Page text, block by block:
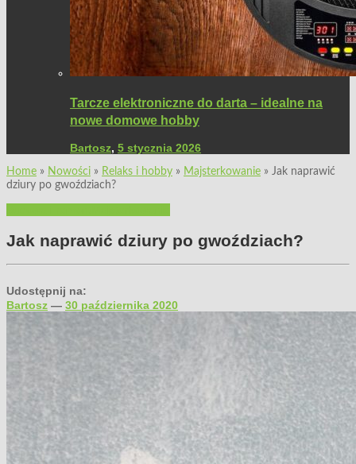
Tarcze elektroniczne do darta – idealne na
nowe domowe hobby
Bartosz, 5 stycznia 2026
Home » Nowości » Relaks i hobby » Majsterkowanie » Jak naprawić
dziury po gwoździach?
Jak naprawić dziury po gwoździach?
Udostępnij na:
Bartosz — 30 października 2020